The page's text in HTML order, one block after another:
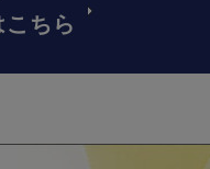
こちら